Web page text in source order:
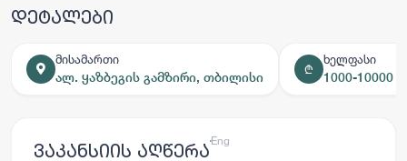
დეტალები
მისამართი
ალ. ყაზბეგის გამზირი, თბილისი
₾
ხელფასი
1000-10000 ₾
ვაკანსიის აღწერაქარ
Eng